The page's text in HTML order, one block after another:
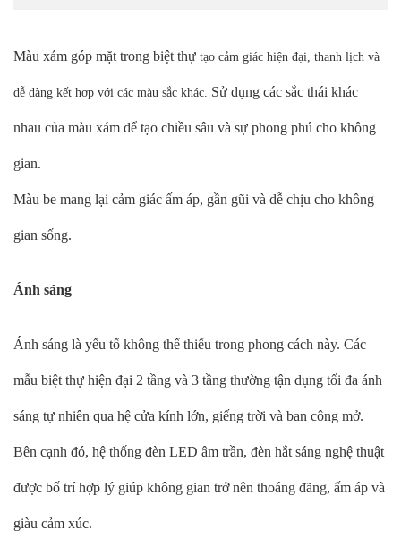
Màu xám góp mặt trong biệt thự tạo cảm giác hiện đại, thanh lịch và
dễ dàng kết hợp với các màu sắc khác. Sử dụng các sắc thái khác
nhau của màu xám để tạo chiều sâu và sự phong phú cho không
gian.
Màu be mang lại cảm giác ấm áp, gần gũi và dễ chịu cho không
gian sống.
Ánh sáng
Ánh sáng là yếu tố không thể thiếu trong phong cách này. Các
mẫu biệt thự hiện đại 2 tầng và 3 tầng thường tận dụng tối đa ánh
sáng tự nhiên qua hệ cửa kính lớn, giếng trời và ban công mở.
Bên cạnh đó, hệ thống đèn LED âm trần, đèn hắt sáng nghệ thuật
được bố trí hợp lý giúp không gian trở nên thoáng đãng, ấm áp và
giàu cảm xúc.